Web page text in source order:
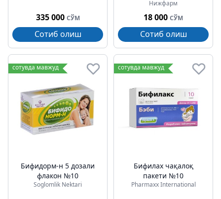
335 000 СЎМ
Сотиб олиш
Нижфарм
18 000 СЎМ
Сотиб олиш
сотувда мавжуд
Бифидорм-н 5 дозали
флакон №10
Soglomlik Nektari
сотувда мавжуд
Бифилах чақалоқ
пакети №10
Pharmaxx International